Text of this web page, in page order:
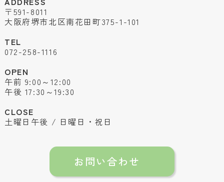
〒591-8011
大阪府堺市北区南花田町375-1-101
TEL
072-258-1116
OPEN
午前 9:00～12:00
午後 17:30～19:30
CLOSE
土曜日午後 / 日曜日・祝日
お問い合わせ